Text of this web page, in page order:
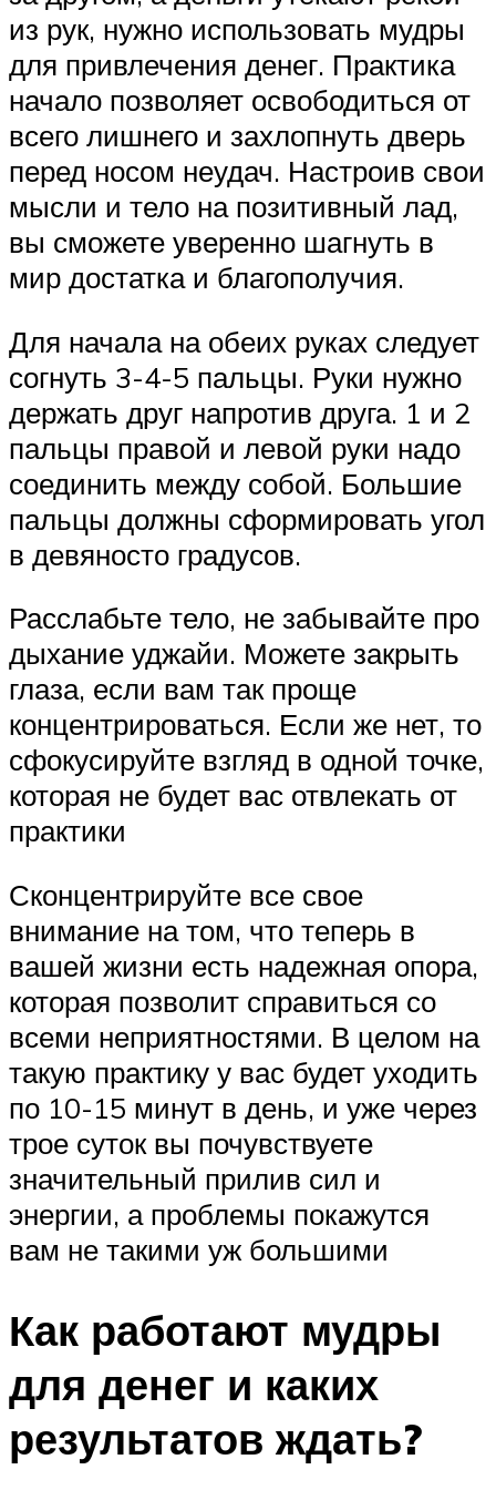
из рук, нужно использовать мудры
для привлечения денег. Практика
начало позволяет освободиться от
всего лишнего и захлопнуть дверь
перед носом неудач. Настроив свои
мысли и тело на позитивный лад,
вы сможете уверенно шагнуть в
мир достатка и благополучия.
Для начала на обеих руках следует
согнуть 3-4-5 пальцы. Руки нужно
держать друг напротив друга. 1 и 2
пальцы правой и левой руки надо
соединить между собой. Большие
пальцы должны сформировать угол
в девяносто градусов.
Расслабьте тело, не забывайте про
дыхание уджайи. Можете закрыть
глаза, если вам так проще
концентрироваться. Если же нет, то
сфокусируйте взгляд в одной точке,
которая не будет вас отвлекать от
практики
Сконцентрируйте все свое
внимание на том, что теперь в
вашей жизни есть надежная опора,
которая позволит справиться со
всеми неприятностями. В целом на
такую практику у вас будет уходить
по 10-15 минут в день, и уже через
трое суток вы почувствуете
значительный прилив сил и
энергии, а проблемы покажутся
вам не такими уж большими
Как работают мудры
для денег и каких
результатов ждать?